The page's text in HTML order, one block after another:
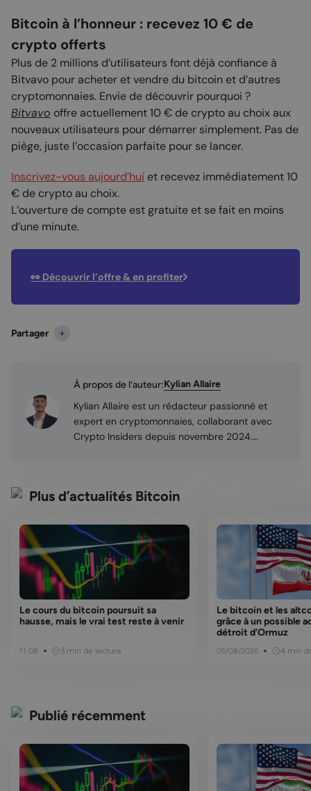
Bitcoin à l’honneur : recevez 10 € de
crypto offerts
Plus de 2 millions d’utilisateurs font déjà confiance à
Bitvavo pour acheter et vendre du bitcoin et d’autres
cryptomonnaies. Envie de découvrir pourquoi ?
Bitvavo offre actuellement 10 € de crypto au choix aux
nouveaux utilisateurs pour démarrer simplement. Pas de
piège, juste l’occasion parfaite pour se lancer.
Inscrivez-vous aujourd’hui et recevez immédiatement 10
€ de crypto au choix.
L’ouverture de compte est gratuite et se fait en moins
d’une minute.
👀 Découvrir l’offre & en profiter
Partager
À propos de l’auteur:Kylian Allaire
Kylian Allaire est un rédacteur passionné et
expert en cryptomonnaies, collaborant avec
Crypto Insiders depuis novembre 2024.
expertise unique qu’il partage aujourd’hui avec
professionnel dans des secteurs innovants
comme l’IA et la tech, il s’est spécialisé dans
l’analyse et la vulgarisation des enjeux liés à la
blockchain et à la régulation du marché
cryptomonnaies.
Plus d’actualités Bitcoin
Le cours du bitcoin poursuit sa
hausse, mais le vrai test reste à venir
11:08 3 min de lecture
Le bitcoin et les
grâce à un possible
détroit d’Ormuz
05/08/2026 4 min
Publié récemment